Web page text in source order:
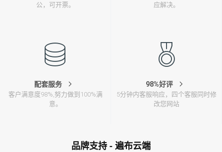
公，可开票。
应解决。
配套服务
客户满意度98%,努力做到100%满
意。
98%好评
5分钟内客服响应，四个客服同时修
改您网站
品牌支持 - 遍布云端